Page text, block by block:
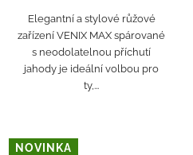
Elegantní a stylové růžové
zařízení VENIX MAX spárované
s neodolatelnou příchutí
jahody je ideální volbou pro
ty,...
NOVINKA